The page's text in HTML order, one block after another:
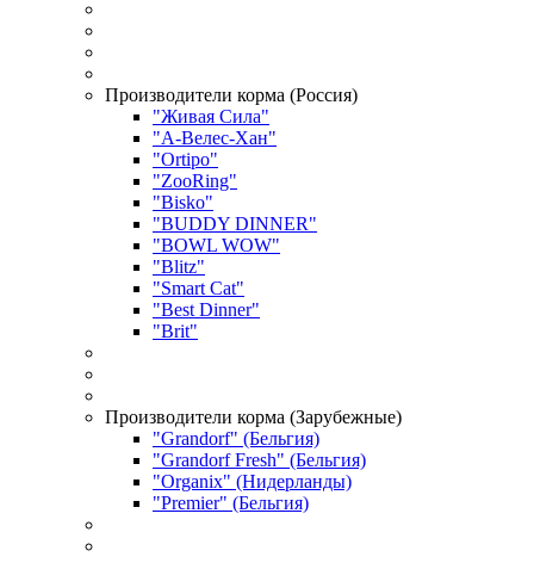
Производители корма (Россия)
"Живая Сила"
"А-Велес-Хан"
"Ortipo"
"ZooRing"
"Bisko"
"BUDDY DINNER"
"BOWL WOW"
"Blitz"
"Smart Cat"
"Best Dinner"
"Brit"
Производители корма (Зарубежные)
"Grandorf" (Бельгия)
"Grandorf Fresh" (Бельгия)
"Organix" (Нидерланды)
"Premier" (Бельгия)